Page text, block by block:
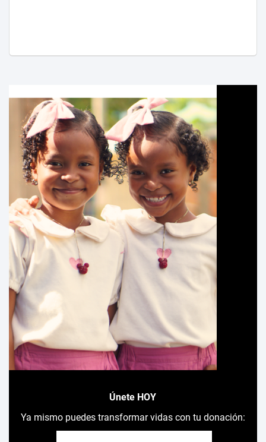
Únete HOY
Ya mismo puedes transformar vidas con tu donación: